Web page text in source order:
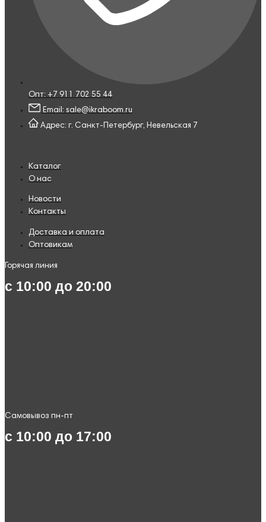
Опт: +7 911 702 55 44
Email: sale@ikraboom.ru
Адрес: г. Санкт-Петербург, Невельская 7
Каталог
О нас
Новости
Контакты
Доставка и оплата
Оптовикам
Горячая линия
с 10:00 до 20:00
Самовывоз пн-пт
с 10:00 до 17:00